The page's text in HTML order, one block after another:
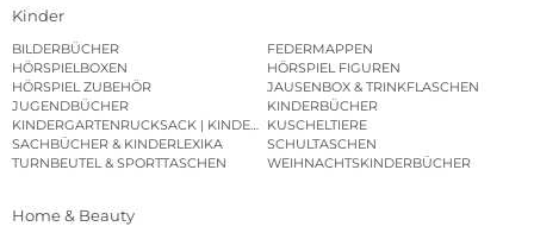
Kinder
BILDERBÜCHER
FEDERMAPPEN
HÖRSPIELBOXEN
HÖRSPIEL FIGUREN
HÖRSPIEL ZUBEHÖR
JAUSENBOX & TRINKFLASCHEN
JUGENDBÜCHER
KINDERBÜCHER
KINDERGARTENRUCKSACK | KINDERGARTENBEUTEL
KUSCHELTIERE
SACHBÜCHER & KINDERLEXIKA
SCHULTASCHEN
TURNBEUTEL & SPORTTASCHEN
WEIHNACHTSKINDERBÜCHER
Home & Beauty